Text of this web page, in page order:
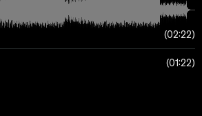
02:22
01:22